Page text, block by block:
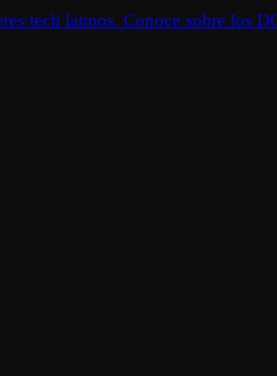
tech latinos. Conoce sobre los